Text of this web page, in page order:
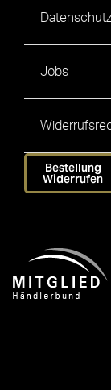
Jobs
Bestellung
Widerrufen